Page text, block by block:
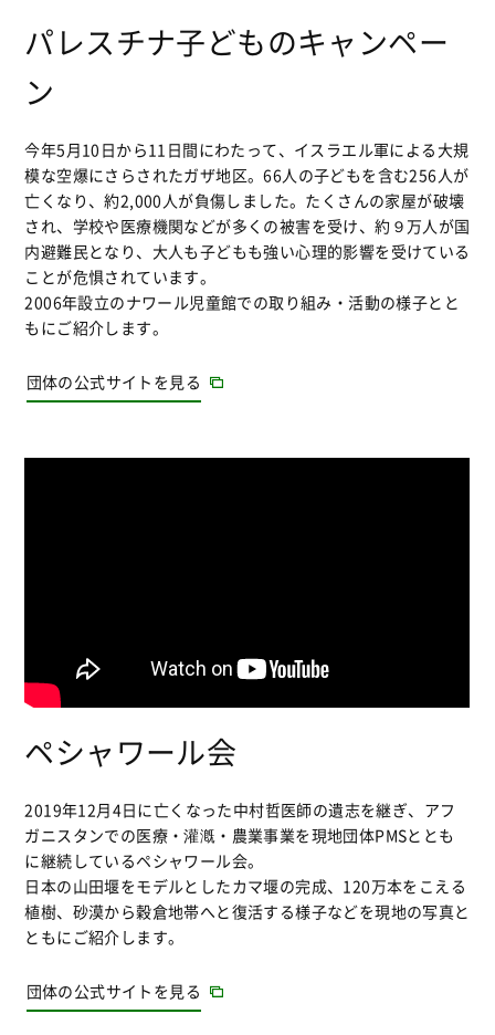
パレスチナ子どものキャンペー
ン
今年5月10日から11日間にわたって、イスラエル軍による大規
模な空爆にさらされたガザ地区。66人の子どもを含む256人が
亡くなり、約2,000人が負傷しました。たくさんの家屋が破壊
され、学校や医療機関などが多くの被害を受け、約９万人が国
内避難民となり、大人も子どもも強い心理的影響を受けている
ことが危惧されています。
2006年設立のナワール児童館での取り組み・活動の様子とと
もにご紹介します。
団体の公式サイトを見る
ペシャワール会
2019年12月4日に亡くなった中村哲医師の遺志を継ぎ、アフ
ガニスタンでの医療・灌漑・農業事業を現地団体PMSととも
に継続しているペシャワール会。
日本の山田堰をモデルとしたカマ堰の完成、120万本をこえる
植樹、砂漠から穀倉地帯へと復活する様子などを現地の写真と
ともにご紹介します。
団体の公式サイトを見る